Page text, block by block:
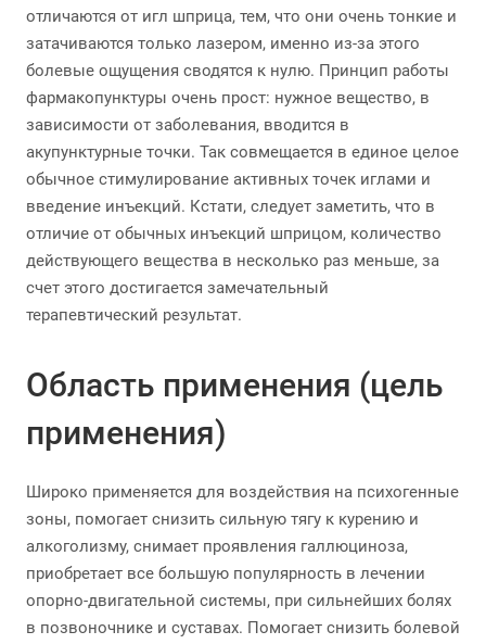
отличаются от игл шприца, тем, что они очень тонкие и
затачиваются только лазером, именно из-за этого
болевые ощущения сводятся к нулю. Принцип работы
фармакопунктуры очень прост: нужное вещество, в
зависимости от заболевания, вводится в
акупунктурные точки. Так совмещается в единое целое
обычное стимулирование активных точек иглами и
введение инъекций. Кстати, следует заметить, что в
отличие от обычных инъекций шприцом, количество
действующего вещества в несколько раз меньше, за
счет этого достигается замечательный
терапевтический результат.
Область применения (цель
применения)
Широко применяется для воздействия на психогенные
зоны, помогает снизить сильную тягу к курению и
алкоголизму, снимает проявления галлюциноза,
приобретает все большую популярность в лечении
опорно-двигательной системы, при сильнейших болях
в позвоночнике и суставах. Помогает снизить болевой